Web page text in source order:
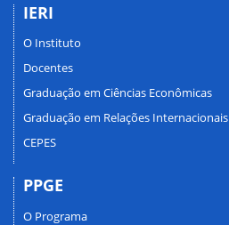
IERI
O Instituto
Docentes
Graduação em Ciências Econômicas
Graduação em Relações Internacionais
CEPES
PPGE
O Programa